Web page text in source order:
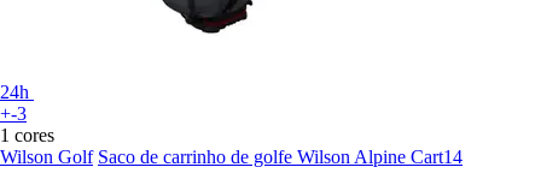
24h
+-3
1 cores
Wilson Golf Saco de carrinho de golfe Wilson Alpine Cart14